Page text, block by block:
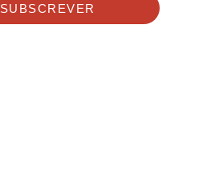
SUBSCREVER